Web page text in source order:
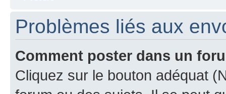
Problèmes liés aux
Comment poster dans un
Cliquez sur le bouton adéquat